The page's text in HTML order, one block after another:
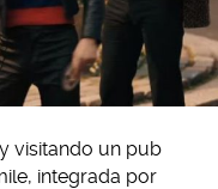
visitando un pub
integrada por